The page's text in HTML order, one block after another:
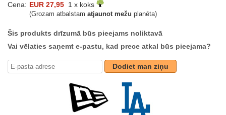
Cena: EUR 27,95 1 x koks
(Grozam atbalstam atjaunot mežu planēta)
Šis produkts drīzumā būs pieejams noliktavā
Vai vēlaties saņemt e-pastu, kad prece atkal būs pieejama?
Dodiet man ziņu